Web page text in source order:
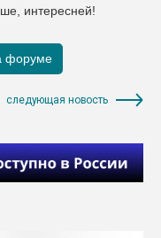
интересней!
следующая новость